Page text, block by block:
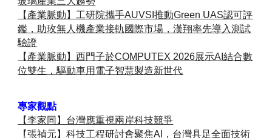
【產業脈動】工研院攜手AUVSI推動Green UAS認可評
鑑，助玫無人機產業接軌國際市場，漢翔率先導入測試
驗證
【產業脈動】西門子於COMPUTEX 2026展示AI結合數
位雙生，驅動車用電子智慧製造新世代
專家觀點
【李家同】台灣應重視兩岸科技競爭
【張禎元】科技工程研討會聚焦AI，台灣具足全面技術